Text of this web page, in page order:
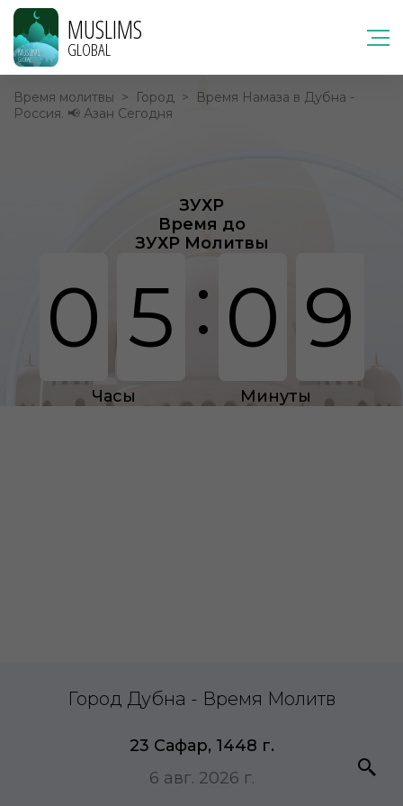
MUSLIMS
GLOBAL
Время молитвы > Город >
Время Намаза в Дубна -
Россия. 📢 Азан Сегодня
ЗУХР
Время до
ЗУХР Молитвы
0 5 : 0 9
Часы Минуты
Город Дубна - Время Молитв
23 Сафар, 1448 г.
6 авг. 2026 г.